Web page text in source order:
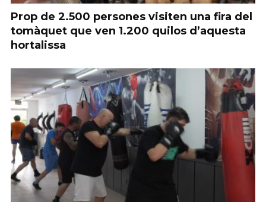
Prop de 2.500 persones visiten una fira del
tomàquet que ven 1.200 quilos d’aquesta
hortalissa